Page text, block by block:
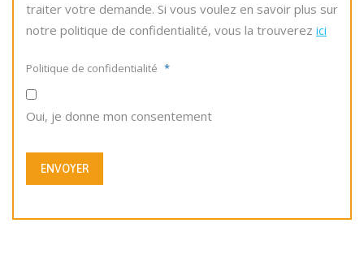
traiter votre demande. Si vous voulez en savoir plus sur
notre politique de confidentialité, vous la trouverez ici
Politique de confidentialité *
Oui, je donne mon consentement
ENVOYER